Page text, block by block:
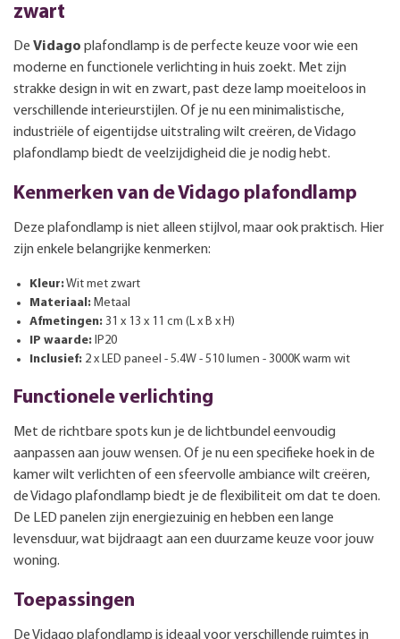
zwart
De Vidago plafondlamp is de perfecte keuze voor wie een
moderne en functionele verlichting in huis zoekt. Met zijn
strakke design in wit en zwart, past deze lamp moeiteloos in
verschillende interieurstijlen. Of je nu een minimalistische,
industriële of eigentijdse uitstraling wilt creëren, de Vidago
plafondlamp biedt de veelzijdigheid die je nodig hebt.
Kenmerken van de Vidago plafondlamp
Deze plafondlamp is niet alleen stijlvol, maar ook praktisch. Hier
zijn enkele belangrijke kenmerken:
Kleur:Wit met zwart
Materiaal: Metaal
Afmetingen: 31 x 13 x 11 cm (L x B x H)
IP waarde: IP20
Inclusief: 2 x LED paneel - 5.4W - 510 lumen - 3000K warm wit
Functionele verlichting
Met de richtbare spots kun je de lichtbundel eenvoudig
aanpassen aan jouw wensen. Of je nu een specifieke hoek in de
kamer wilt verlichten of een sfeervolle ambiance wilt creëren,
de Vidago plafondlamp biedt je de flexibiliteit om dat te doen.
De LED panelen zijn energiezuinig en hebben een lange
levensduur, wat bijdraagt aan een duurzame keuze voor jouw
woning.
Toepassingen
De Vidago plafondlamp is ideaal voor verschillende ruimtes in